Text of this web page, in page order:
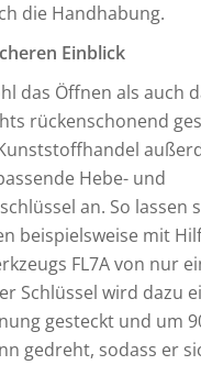
die Handhabung.
Einblick
das Öffnen als auch
rückenschonend
Hebe- und
an. So lassen
beispielsweise mit
FL7A von nur
Schlüssel wird dazu
gesteckt und um
gedreht, sodass er